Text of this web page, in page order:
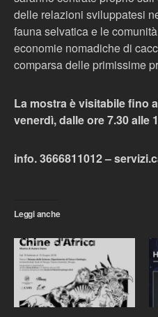
delle relazioni sviluppatesi
fauna selvatica e le
economie nomadiche di
comparsa delle primissime
La mostra è visitabile fino
venerdì, dalle ore 7.30 alle
info. 3666811012 –
Leggi anche